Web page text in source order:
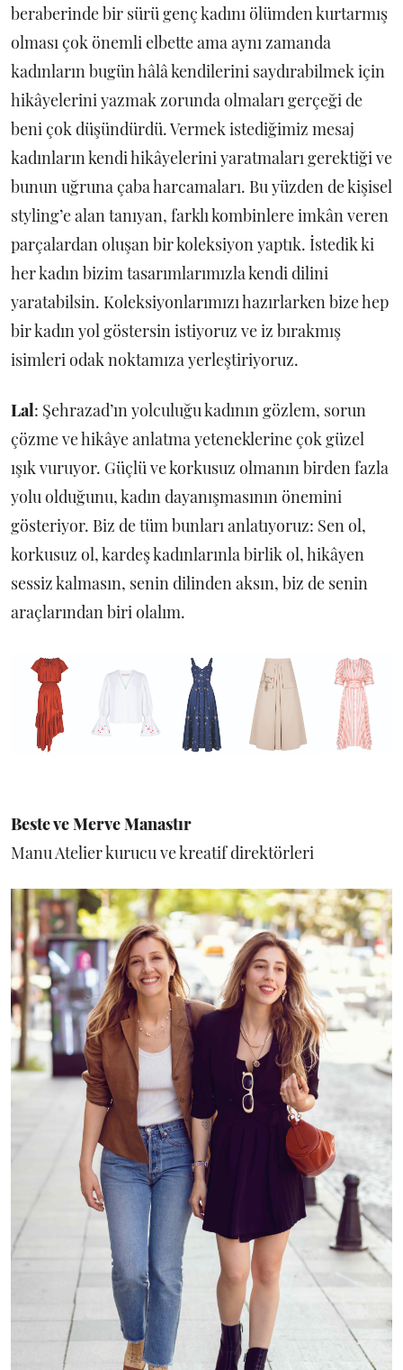
beraberinde bir sürü genç kadını ölümden kurtarmış
olması çok önemli elbette ama aynı zamanda
kadınların bugün hâlâ kendilerini saydırabilmek için
hikâyelerini yazmak zorunda olmaları gerçeği de
beni çok düşündürdü. Vermek istediğimiz mesaj
kadınların kendi hikâyelerini yaratmaları gerektiği ve
bunun uğruna çaba harcamaları. Bu yüzden de kişisel
styling’e alan tanıyan, farklı kombinlere imkân veren
parçalardan oluşan bir koleksiyon yaptık. İstedik ki
her kadın bizim tasarımlarımızla kendi dilini
yaratabilsin. Koleksiyonlarımızı hazırlarken bize hep
bir kadın yol göstersin istiyoruz ve iz bırakmış
isimleri odak noktamıza yerleştiriyoruz.
Lal: Şehrazad’ın yolculuğu kadının gözlem, sorun
çözme ve hikâye anlatma yeteneklerine çok güzel
ışık vuruyor. Güçlü ve korkusuz olmanın birden fazla
yolu olduğunu, kadın dayanışmasının önemini
gösteriyor. Biz de tüm bunları anlatıyoruz: Sen ol,
korkusuz ol, kardeş kadınlarınla birlik ol, hikâyen
sessiz kalmasın, senin dilinden aksın, biz de senin
araçlarından biri olalım.
Beste ve Merve Manastır
Manu Atelier kurucu ve kreatif direktörleri